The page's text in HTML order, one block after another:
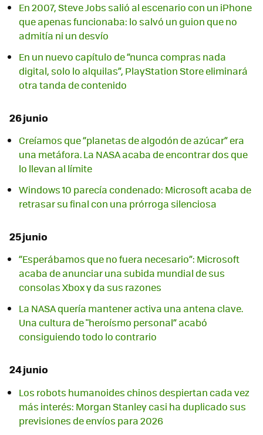
En 2007, Steve Jobs salió al escenario con un iPhone
que apenas funcionaba: lo salvó un guion que no
admitía ni un desvío
En un nuevo capítulo de “nunca compras nada
digital, solo lo alquilas”, PlayStation Store eliminará
otra tanda de contenido
26 junio
Creíamos que “planetas de algodón de azúcar” era
una metáfora. La NASA acaba de encontrar dos que
lo llevan al límite
Windows 10 parecía condenado: Microsoft acaba de
retrasar su final con una prórroga silenciosa
25 junio
“Esperábamos que no fuera necesario”: Microsoft
acaba de anunciar una subida mundial de sus
consolas Xbox y da sus razones
La NASA quería mantener activa una antena clave.
Una cultura de "heroísmo personal” acabó
consiguiendo todo lo contrario
24 junio
Los robots humanoides chinos despiertan cada vez
más interés: Morgan Stanley casi ha duplicado sus
previsiones de envíos para 2026